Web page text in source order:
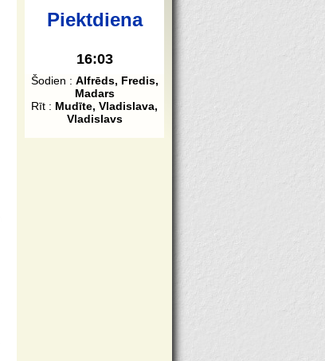
Piektdiena
16:03
Šodien : Alfrēds, Fredis,
Madars
Rīt : Mudīte, Vladislava,
Vladislavs